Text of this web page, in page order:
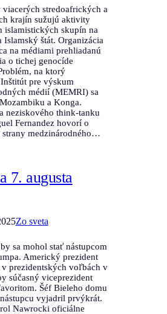
stredoafrických a
krajín sužujú aktivity
islamistických skupín na
Islamský štát. Organizácia
na médiami prehliadanú
o tichej genocíde
na ktorý
pre výskum
médií (MEMRI) sa
a Konga.
neziskového think-tanku
Fernandez hovorí o
medzinárodného…
7. augusta
Zo sveta
sa mohol stať nástupcom
Americký prezident
prezidentských voľbách v
súčasný viceprezident
Šéf Bieleho domu
vyjadril prvýkrát.
Nawrocki oficiálne